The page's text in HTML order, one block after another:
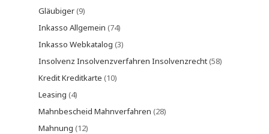
Gläubiger(9)
Inkasso Allgemein (74)
Inkasso Webkatalog (3)
Insolvenz Insolvenzverfahren Insolvenzrecht(58)
Kredit Kreditkarte (10)
Leasing (4)
Mahnbescheid Mahnverfahren (28)
Mahnung (12)